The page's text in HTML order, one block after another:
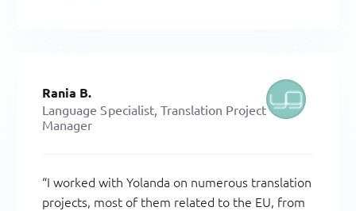
Rania B.
Language Specialist, Translation Project
Manager
“I worked with Yolanda on numerous translation
projects, most of them related to the EU, from